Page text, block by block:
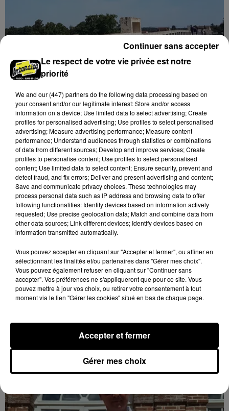
Quatre blessés dont un grave dans un
accident sur l'A10
Le choc a eu lieu dans la matinée, vendredi 7 août à
A LA UNE Voir plus
Quatre blessés dont un grave dans un
accident sur l'A10
Le choc a eu lieu dans la matinée, vendredi 7 août à
LE GRAND FORMAT
Le respect de votre vie privée est notre
priorité
We and our (447) partnersdo the following data processing based on
your consent and/or our legitimate interest: Store and/or access
information on a device; Use limited data to select advertising; Create
profiles for personalised advertising; Use profiles to select personalised
advertising; Measure advertising performance; Measure content
performance; Understand audiences through statistics or combinations
of data from different sources; Develop and improve services; Create
profiles to personalise content; Use profiles to select personalised
content; Use limited data to select content; Ensure security, prevent and
detect fraud, and fix errors; Deliver and present advertising and content;
Save and communicate privacy choices. These technologies may
process personal data such as IP address and browsing data to offer
following functionalities: Identify devices based on information actively
requested; Use precise geolocation data; Match and combine data from
other data sources; Link different devices; Identify devices based on
information transmitted automatically.
Vous pouvez accepter en cliquant sur "Accepter et fermer", ou affiner en
sélectionnant les finalités et/ou partenaires dans "Gérer mes choix".
Vous pouvez également refuser en cliquant sur "Continuer sans
accepter". Vos préférences ne s'appliqueront que pour ce site. Vous
pouvez mettre à jour vos choix, ou retirer votre consentement à tout
moment via le lien "Gérer les cookies" situé en bas de chaque page.
Gérer mes choix
Accepter et fermer
Continuer sans accepter